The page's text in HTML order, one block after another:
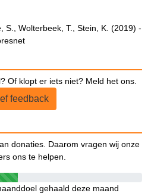
S., Wolterbeek, T., Stein, K. (2019) -
Of klopt er iets niet? Meld het ons.
feedback
donaties. Daarom vragen wij onze
ons te helpen.
gehaald deze maand